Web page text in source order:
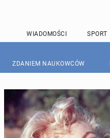
WIADOMOŚCI SPORT
ZDANIEM NAUKOWCÓW